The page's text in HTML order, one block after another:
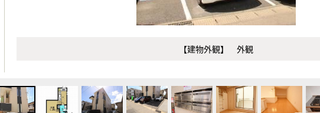
【建物外観】 外観